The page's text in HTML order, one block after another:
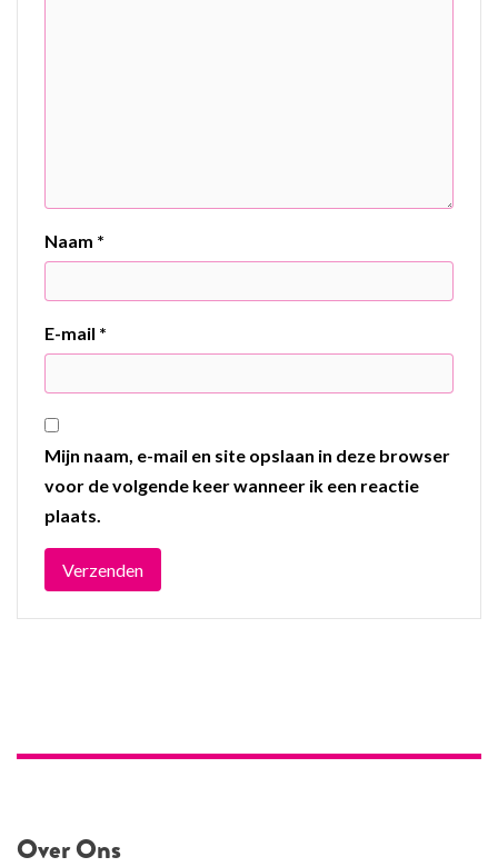
Naam *
E-mail *
Mijn naam, e-mail en site opslaan in deze browser
voor de volgende keer wanneer ik een reactie
plaats.
Over Ons